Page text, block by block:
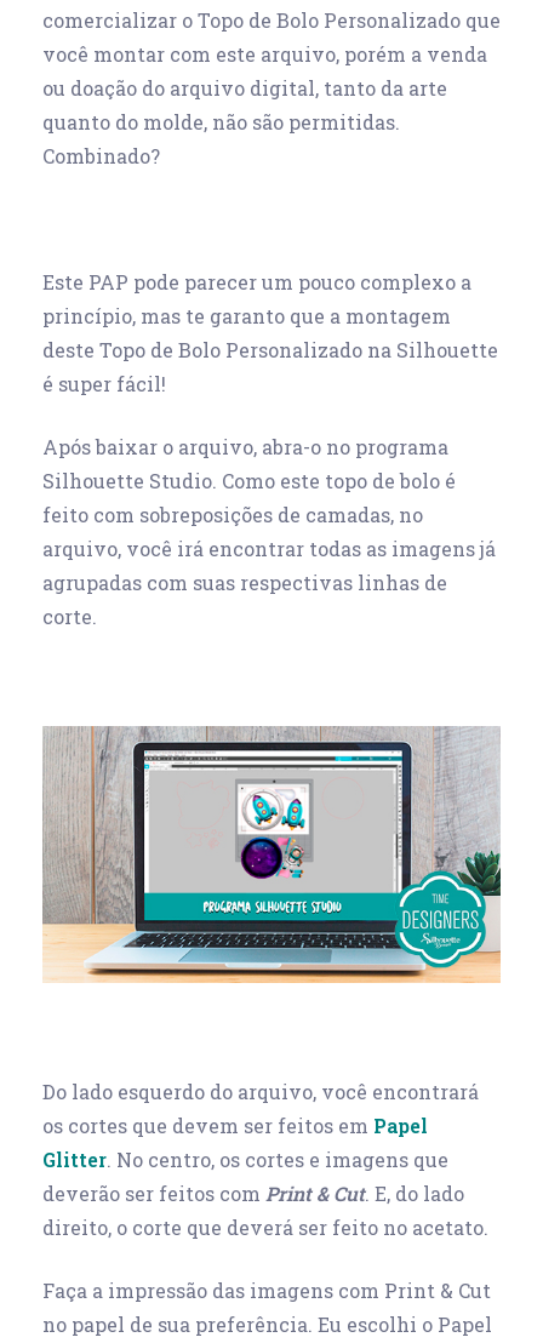
comercializar o Topo de Bolo Personalizado que
você montar com este arquivo, porém a venda
ou doação do arquivo digital, tanto da arte
quanto do molde, não são permitidas.
Combinado?
Este PAP pode parecer um pouco complexo a
princípio, mas te garanto que a montagem
deste Topo de Bolo Personalizado na Silhouette
é super fácil!
Após baixar o arquivo, abra-o no programa
Silhouette Studio. Como este topo de bolo é
feito com sobreposições de camadas, no
arquivo, você irá encontrar todas as imagens já
agrupadas com suas respectivas linhas de
corte.
Do lado esquerdo do arquivo, você encontrará
os cortes que devem ser feitos em Papel
Glitter. No centro, os cortes e imagens que
deverão ser feitos com Print & Cut. E, do lado
direito, o corte que deverá ser feito no acetato.
Faça a impressão das imagens com Print & Cut
no papel de sua preferência. Eu escolhi o Papel